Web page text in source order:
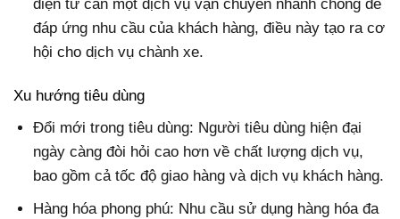
điện tử cần một dịch vụ vận chuyển nhanh chóng để
đáp ứng nhu cầu của khách hàng, điều này tạo ra cơ
hội cho dịch vụ chành xe.
Xu hướng tiêu dùng
Đổi mới trong tiêu dùng: Người tiêu dùng hiện đại
ngày càng đòi hỏi cao hơn về chất lượng dịch vụ,
bao gồm cả tốc độ giao hàng và dịch vụ khách hàng.
Hàng hóa phong phú: Nhu cầu sử dụng hàng hóa đa